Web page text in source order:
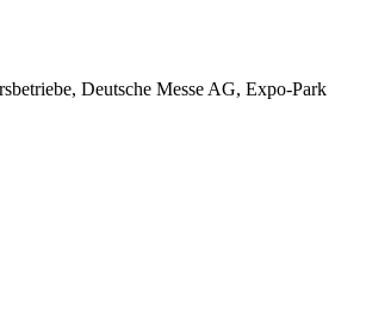
Deutsche Messe AG, Expo-Park